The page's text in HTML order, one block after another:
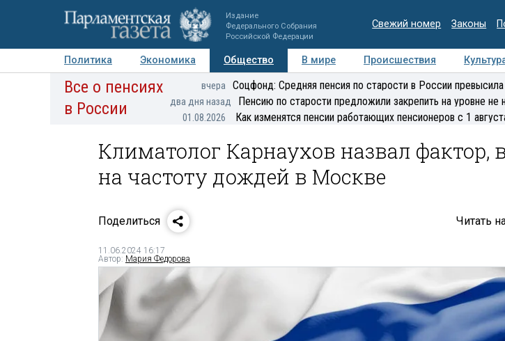
Издание
Федерального Собрания
Российской Федерации
Свежий номер Законы
Политика Экономика Общество В мире Происшествия
Авторы Персоны Мнения Регионы Медиацентр Интервью
Все о пенсиях
в России
вчера Соцфонд: Средняя пенсия по старости в России
два дня назад Пенсию по старости предложили закрепить на уровне не
01.08.2026 Как изменятся пенсии работающих пенсионеров с 1
Климатолог Карнаухов назвал
на частоту дождей в Москве
Поделиться Читать
11.06.2024 16:17
Автор: Мария Федорова